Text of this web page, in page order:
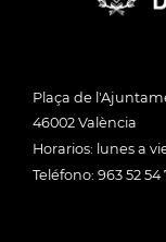
Plaça de
46002 València
Horarios: lunes a
Teléfono: 963 52 54